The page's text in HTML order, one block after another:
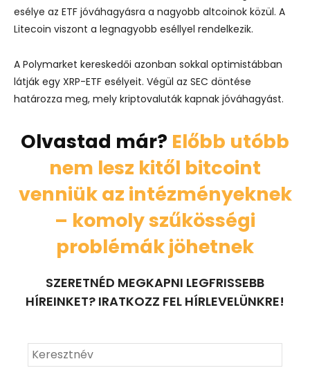
esélye az ETF jóváhagyásra a nagyobb altcoinok közül. A
Litecoin viszont a legnagyobb eséllyel rendelkezik.
A Polymarket kereskedői azonban sokkal optimistábban
látják egy XRP-ETF esélyeit. Végül az SEC döntése
határozza meg, mely kriptovaluták kapnak jóváhagyást.
Olvastad már? Előbb utóbb
nem lesz kitől bitcoint
venniük az intézményeknek
– komoly szűkösségi
problémák jöhetnek
SZERETNÉD MEGKAPNI LEGFRISSEBB
HÍREINKET? IRATKOZZ FEL HÍRLEVELÜNKRE!